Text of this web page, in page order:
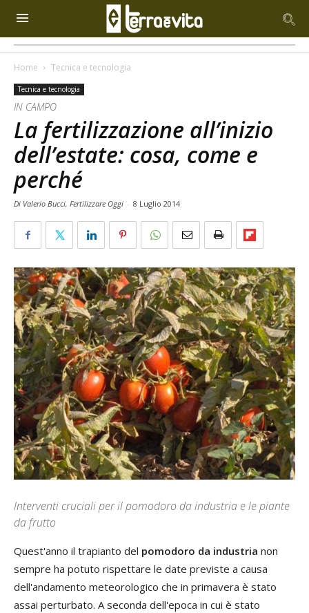
Home Tecnica e tecnologia
Tecnica e tecnologia
IN CAMPO
La fertilizzazione all’inizio
dell’estate: cosa, come e
perché
Di Valerio Bucci, Fertilizzare Oggi - 8 Luglio 2014
Interventi cruciali per il pomodoro da industria e le piante
da frutto
Quest'anno il trapianto del pomodoro da industria non
sempre ha potuto rispettare le date previste a causa
dell'andamento meteorologico che in primavera è stato
assai perturbato. A seconda dell'epoca in cui è stato